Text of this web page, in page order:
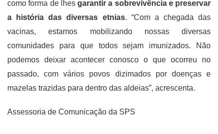
como forma de lhes garantir a sobrevivência e preservar
a história das diversas etnias. “Com a chegada das
vacinas, estamos mobilizando nossas diversas
comunidades para que todos sejam imunizados. Não
podemos deixar acontecer conosco o que ocorreu no
passado, com vários povos dizimados por doenças e
mazelas trazidas para dentro das aldeias”, acrescenta.
Assessoria de Comunicação da SPS